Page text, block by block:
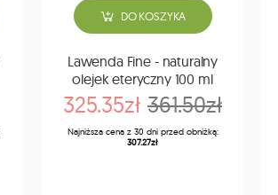
DO KOSZYKA
Lawenda Fine - naturalny
olejek eteryczny 100 ml
325.35zł 361.50zł
Najniższa cena z 30 dni przed obniżką:
307.27zł